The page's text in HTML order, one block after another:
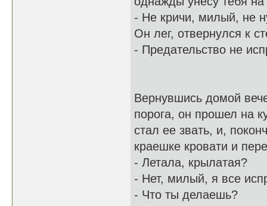
- Не кричи, милый, не
Он лег, отвернулся к
- Предательство не
Вернувшись домой
порога, он прошел на
стал ее звать, и,
краешке кровати и
- Летала, крылатая?
- Нет, милый, я все
- Что ты делаешь?